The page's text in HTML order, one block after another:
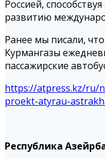
Россией,
развитию
Ранее мы писали,
Курмангазы
пассажирские
https://atpress.kz/ru/
proekt-atyrau-
Республика